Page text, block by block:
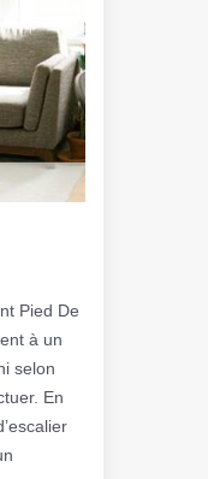
Pied De
à un
selon
En